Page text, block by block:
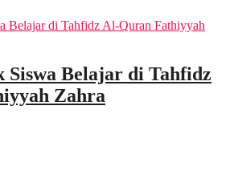
Siswa Belajar di Tahfidz
Zahra